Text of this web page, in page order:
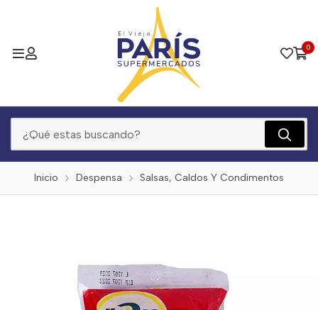
0
Inicio Despensa Salsas, Caldos Y Condimentos